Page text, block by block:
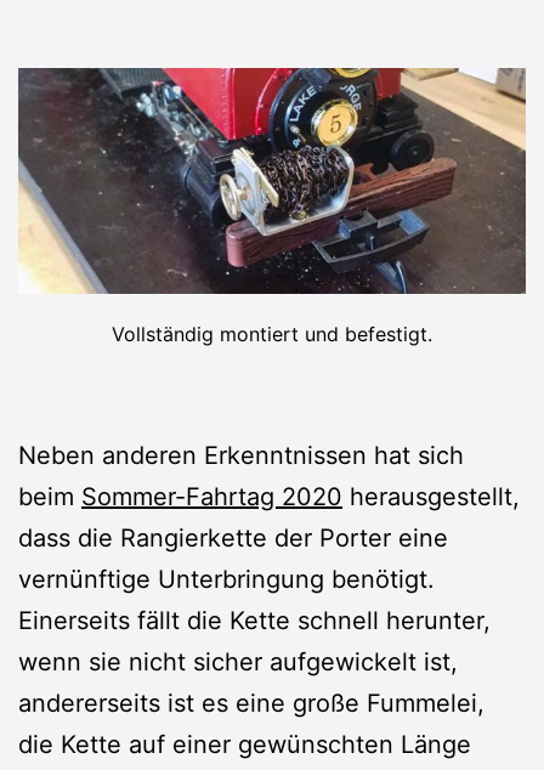
Vollständig montiert und befestigt.
Neben anderen Erkenntnissen hat sich
beim Sommer-Fahrtag 2020 herausgestellt,
dass die Rangierkette der Porter eine
vernünftige Unterbringung benötigt.
Einerseits fällt die Kette schnell herunter,
wenn sie nicht sicher aufgewickelt ist,
andererseits ist es eine große Fummelei,
die Kette auf einer gewünschten Länge